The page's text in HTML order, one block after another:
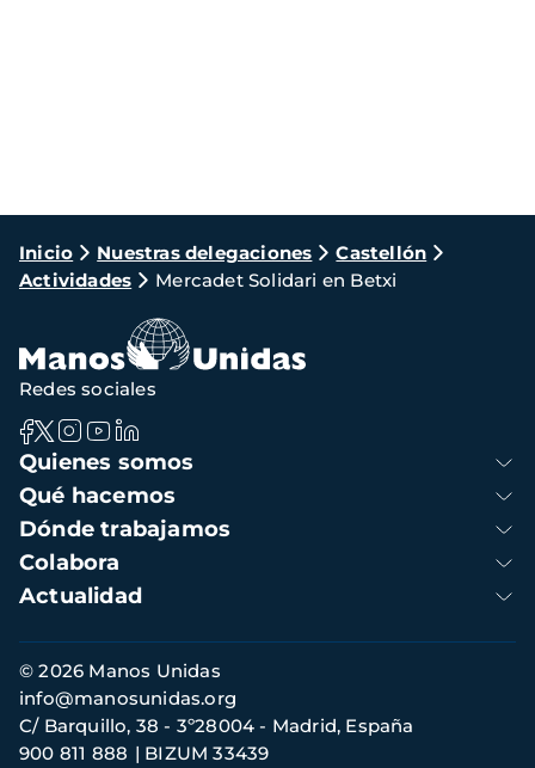
Ruta
de
navegación
Inicio Nuestras delegaciones
Castellón
Actividades
Mercadet Solidari en Betxi
Navegación
principal
Quienes somos
Qué hacemos
Dónde trabajamos
Colabora
Actualidad
Redes sociales
Información
de
contacto
© 2026 Manos Unidas
C/ Barquillo, 38 - 3º28004 - Madrid, España
900 811 888
BIZUM 33439
info@manosunidas.org